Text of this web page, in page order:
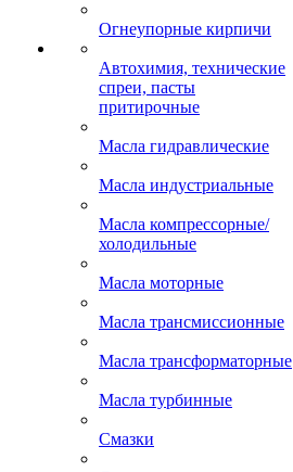
Огнеупорные кирпичи
Автохимия, технические
спреи, пасты
притирочные
Масла гидравлические
Масла индустриальные
Масла компрессорные/
холодильные
Масла моторные
Масла трансмиссионные
Масла трансформаторные
Масла турбинные
Смазки